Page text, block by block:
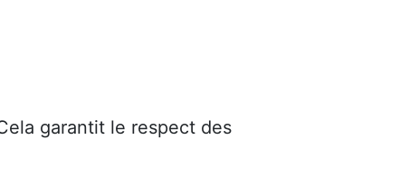
garantit le respect des